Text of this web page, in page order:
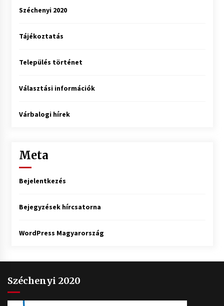
Széchenyi 2020
Tájékoztatás
Település történet
Választási információk
Várbalogi hírek
Meta
Bejelentkezés
Bejegyzések hírcsatorna
WordPress Magyarország
Széchenyi 2020